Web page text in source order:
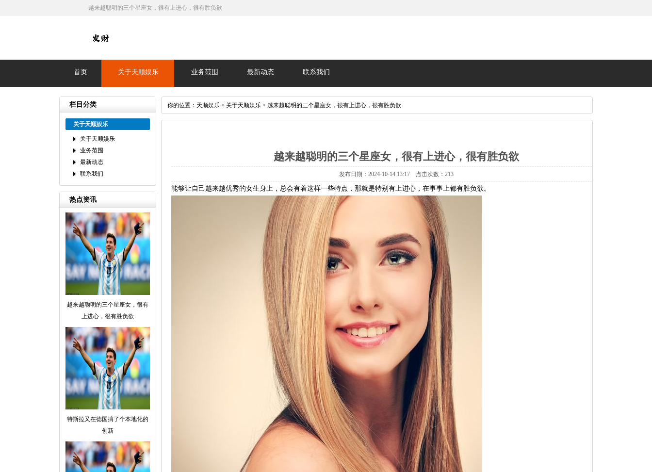
越来越聪明的三个星座女，很有上进心，很有胜负欲
首页 关于天顺娱乐 业务范围 最新动态 联系我们
栏目分类
关于天顺娱乐
关于天顺娱乐
业务范围
最新动态
联系我们
热点资讯
越来越聪明的三个星座女，很有
上进心，很有胜负欲
特斯拉又在德国搞了个本地化的
创新
你的位置： 天顺娱乐 > 关于天顺娱乐 > 越来越聪明的三个星座女，很有上进心，很有胜负欲
越来越聪明的三个星座女，很有上进心，很有胜负欲
发布日期：2024-10-14 13:17 点击次数：213
能够让自己越来越优秀的女生身上，总会有着这样一些特点，那就是特别有上进心，在事事上都有胜负欲。